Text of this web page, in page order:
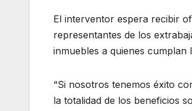
El interventor espera recibir
representantes de los
inmuebles a quienes cumplan
“Si nosotros tenemos éxito
la totalidad de los beneficios